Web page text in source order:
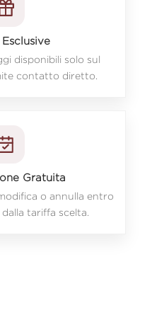
disponibili solo sul
contatto diretto.
Gratuita
o annulla entro
tariffa scelta.